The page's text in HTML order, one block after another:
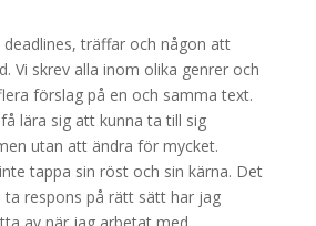
träffar och någon att
Vi skrev alla inom olika genrer och
förslag på en och samma text.
lära sig att kunna ta till sig
utan att ändra för mycket.
tappa sin röst och sin kärna. Det
ta respons på rätt sätt har jag